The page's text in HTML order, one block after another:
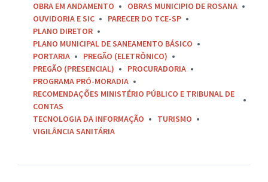
OBRA EM ANDAMENTO
OBRAS MUNICIPIO DE ROSANA
OUVIDORIA E SIC
PARECER DO TCE-SP
PLANO DIRETOR
PLANO MUNICIPAL DE SANEAMENTO BÁSICO
PORTARIA
PREGÃO (ELETRÔNICO)
PREGÃO (PRESENCIAL)
PROCURADORIA
PROGRAMA PRÓ-MORADIA
RECOMENDAÇÕES MINISTÉRIO PÚBLICO E TRIBUNAL DE
CONTAS
TECNOLOGIA DA INFORMAÇÃO
TURISMO
VIGILÂNCIA SANITÁRIA